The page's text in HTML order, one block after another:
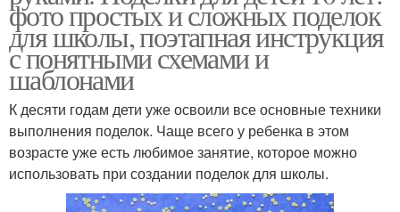
фото простых и сложных поделок
для школы, поэтапная инструкция
с понятными схемами и
шаблонами
К десяти годам дети уже освоили все основные техники
выполнения поделок. Чаще всего у ребенка в этом
возрасте уже есть любимое занятие, которое можно
использовать при создании поделок для школы.